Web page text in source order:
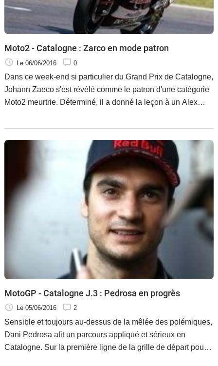
Moto2 - Catalogne : Zarco en mode patron
Le 06/06/2016 0
Dans ce week-end si particulier du Grand Prix de Catalogne,
Johann Zaeco s'est révélé comme le patron d'une catégorie
Moto2 meurtrie. Déterminé, il a donné la leçon à un Alex
guidon en MotoGP en 2017.
MotoGP - Catalogne J.3 : Pedrosa en progrès
Le 05/06/2016 2
Sensible et toujours au-dessus de la mêlée des polémiques,
Dani Pedrosa afit un parcours appliqué et sérieux en
Catalogne. Sur la première ligne de la grille de départ pour